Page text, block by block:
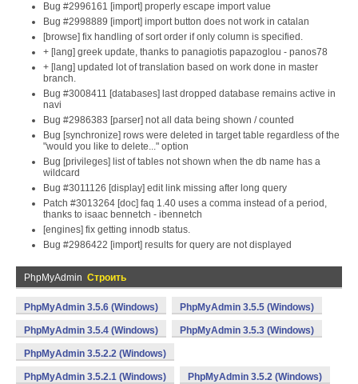
Bug #2996161 [import] properly escape import value
Bug #2998889 [import] import button does not work in catalan
[browse] fix handling of sort order if only column is specified.
+ [lang] greek update, thanks to panagiotis papazoglou - panos78
+ [lang] updated lot of translation based on work done in master
branch.
Bug #3008411 [databases] last dropped database remains active in
navi
Bug #2986383 [parser] not all data being shown / counted
Bug [synchronize] rows were deleted in target table regardless of the
"would you like to delete..." option
Bug [privileges] list of tables not shown when the db name has a
wildcard
Bug #3011126 [display] edit link missing after long query
Patch #3013264 [doc] faq 1.40 uses a comma instead of a period,
thanks to isaac bennetch - ibennetch
[engines] fix getting innodb status.
Bug #2986422 [import] results for query are not displayed
PhpMyAdmin Строить
PhpMyAdmin 3.5.6 (Windows) PhpMyAdmin 3.5.5 (Windows)
PhpMyAdmin 3.5.4 (Windows) PhpMyAdmin 3.5.3 (Windows)
PhpMyAdmin 3.5.2.2 (Windows)
PhpMyAdmin 3.5.2.1 (Windows) PhpMyAdmin 3.5.2 (Windows)